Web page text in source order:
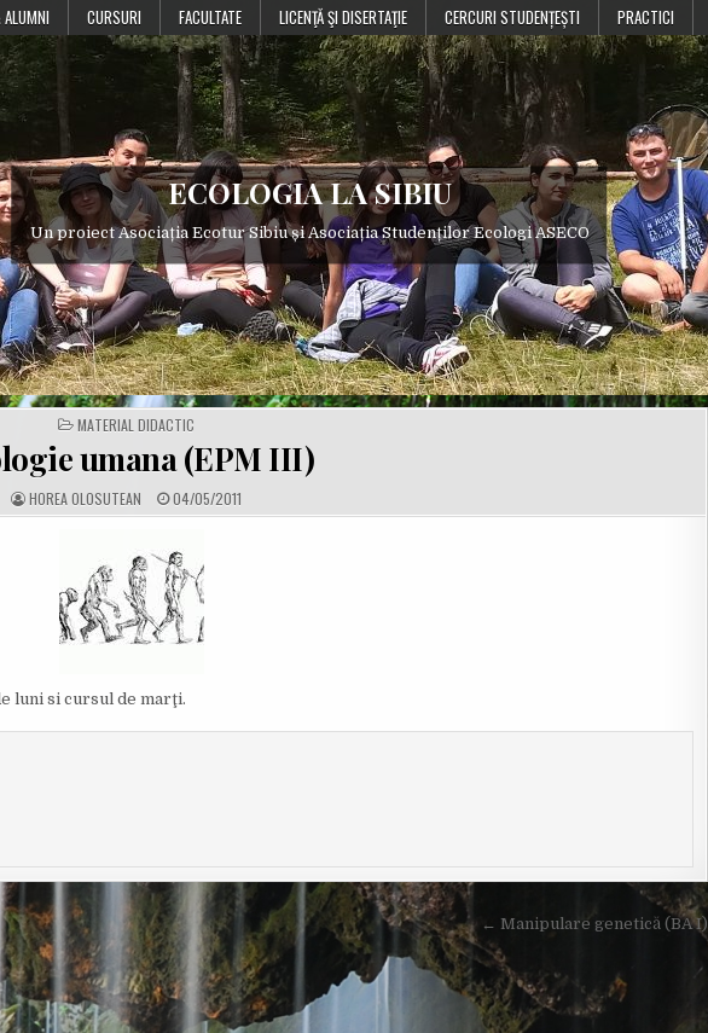
CURSURI FACULTATE LICENŢĂ ŞI DISERTAŢIE CERCURI STUDENȚEȘTI PRACTICI
ECOLOGIA LA SIBIU
Un proiect Asociația Ecotur Sibiu și Asociația Studenților Ecologi ASECO
POSTED
IN
MATERIAL DIDACTIC
umana (EPM III)
A
U
HOREA OLOSUTEAN P
U
I
S
H
E
D
D
A
04/05/2011
luni si cursul de marţi.
← Manipulare genetică (BA I)